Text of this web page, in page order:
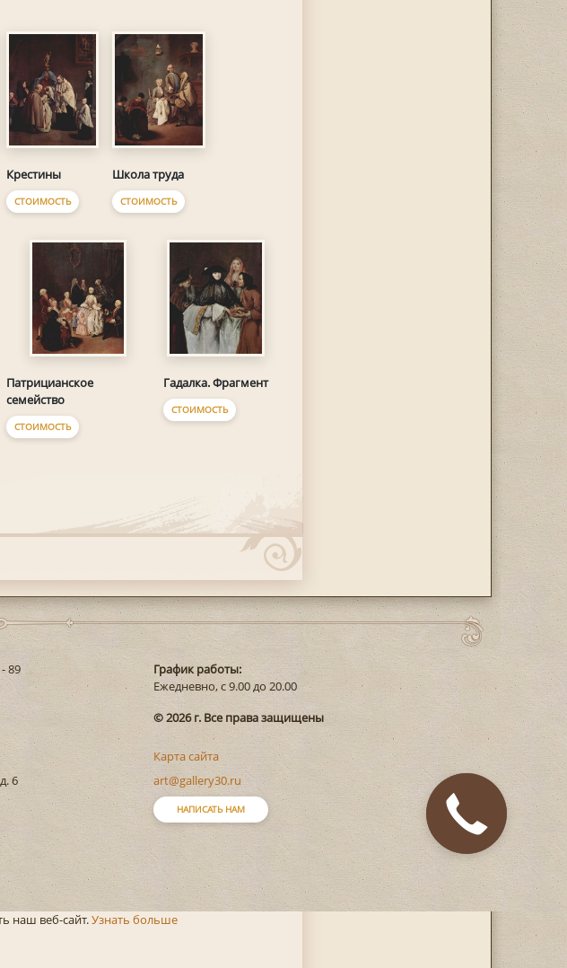
Крестины
СТОИМОСТЬ
Школа труда
СТОИМОСТЬ
Патрицианское
семейство
СТОИМОСТЬ
Гадалка. Фрагмент
СТОИМОСТЬ
89
6
График работы:
Ежедневно, с 9.00 до 20.00
© 2026 г. Все права защищены
Карта сайта
art@gallery30.ru
НАПИСАТЬ НАМ
наш веб-сайт.Узнать больше
Закажите
звонок